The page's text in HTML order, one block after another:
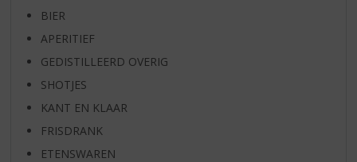
BIER
APERITIEF
GEDISTILLEERD OVERIG
SHOTJES
KANT EN KLAAR
FRISDRANK
ETENSWAREN